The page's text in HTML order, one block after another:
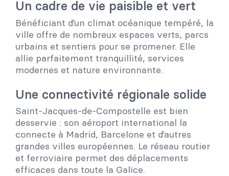
Un cadre de vie paisible et vert
Bénéficiant d’un climat océanique tempéré, la
ville offre de nombreux espaces verts, parcs
urbains et sentiers pour se promener. Elle
allie parfaitement tranquillité, services
modernes et nature environnante.
Une connectivité régionale solide
Saint-Jacques-de-Compostelle est bien
desservie : son aéroport international la
connecte à Madrid, Barcelone et d’autres
grandes villes européennes. Le réseau routier
et ferroviaire permet des déplacements
efficaces dans toute la Galice.